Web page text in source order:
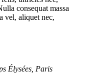
consequat massa
vel, aliquet nec,
Élysées, Paris